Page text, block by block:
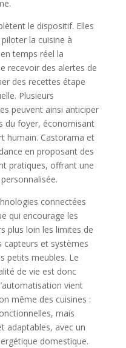
le dispositif. Elles
la cuisine à
temps réel la
recevoir des alertes de
des recettes étape
Plusieurs
peuvent ainsi anticiper
du foyer, économisant
humain. Castorama et
en proposant des
pratiques, offrant une
connectées
qui encourage les
plus loin les limites de
capteurs et systèmes
petits meubles. Le
de vie est donc
vient
même des cuisines :
mais
adaptables, avec un
domestique.